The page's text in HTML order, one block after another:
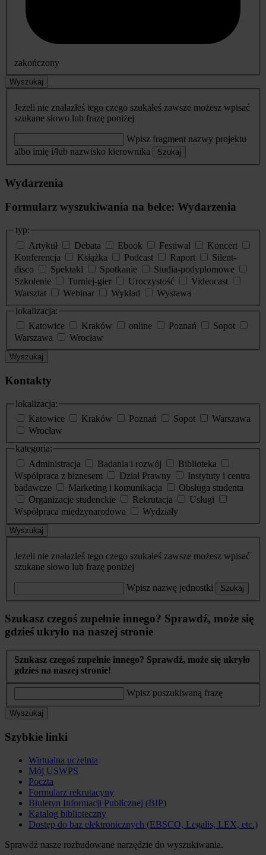
zakończony
Wyszukaj
Jeżeli nie znalazłeś tego czego szukałeś zawsze możesz wpisać
szukane słowo lub frazę poniżej
Wpisz fragment nazwy projektu
albo imię i/lub nazwisko kierownika
Szukaj
Wydarzenia
Formularz wyszukiwania na belce: Wydarzenia
typ:
Artykuł
Debata Ebook Festiwal
Koncert
Konferencja
Książka Podcast Raport
Silent-
disco
Spektakl Spotkanie
Studia-podyplomowe
Szkolenie
Turniej-gier Uroczystość
Videocast
Warsztat
Webinar Wykład
Wystawa
lokalizacja:
Katowice
Kraków online Poznań
Sopot
Warszawa
Wrocław
Wyszukaj
Kontakty
lokalizacja:
Katowice
Kraków Poznań Sopot
Warszawa
Wrocław
kategoria:
Administracja
Badania i rozwój
Biblioteka
Współpraca z biznesem
Dział Prawny
Instytuty i centra
badawcze
Marketing i komunikacja
Obsługa studenta
Organizacje studenckie
Rekrutacja
Usługi
Współpraca międzynarodowa
Wydziały
Wyszukaj
Jeżeli nie znalazłeś tego czego szukałeś zawsze możesz wpisać
szukane słowo lub frazę poniżej
Wpisz nazwę jednostki Szukaj
Szukasz czegoś zupełnie innego? Sprawdź, może się
gdzieś ukryło na naszej stronie
Szukasz czegoś zupełnie innego? Sprawdź, może się ukryło
gdzieś na naszej stronie!
Wpisz poszukiwaną frazę
Wyszukaj
Szybkie linki
Wirtualna uczelnia
Mój USWPS
Poczta
Formularz rekrutacyny
Biuletyn Informacji Publicznej (BIP)
Katalog biblioteczny
Dostęp do baz elektronicznych (EBSCO, Legalis, LEX, etc.)
Sprawdź nasze rozbudowane narzędzie do wyszukiwania.